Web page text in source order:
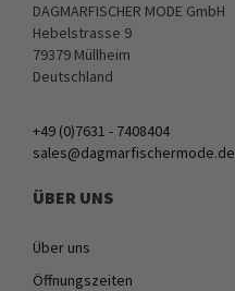
DAGMARFISCHER MODE GmbH
Hebelstrasse 9
79379 Müllheim
Deutschland
+49 (0)7631 - 7408404
sales@dagmarfischermode.de
ÜBER UNS
Über uns
Öffnungszeiten